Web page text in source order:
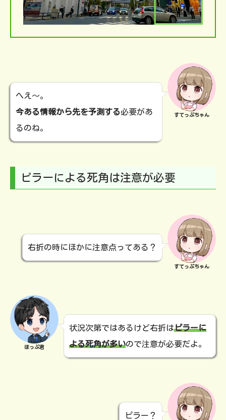
へえ～。
今ある情報から先を予測する必要があ
るのね。
すてっぷちゃん
ピラーによる死角は注意が必要
右折の時にほかに注意点ってある？
すてっぷちゃん
ほっぷ君
状況次第ではあるけど右折はピラーに
よる死角が多いので注意が必要だよ。
ピラー？